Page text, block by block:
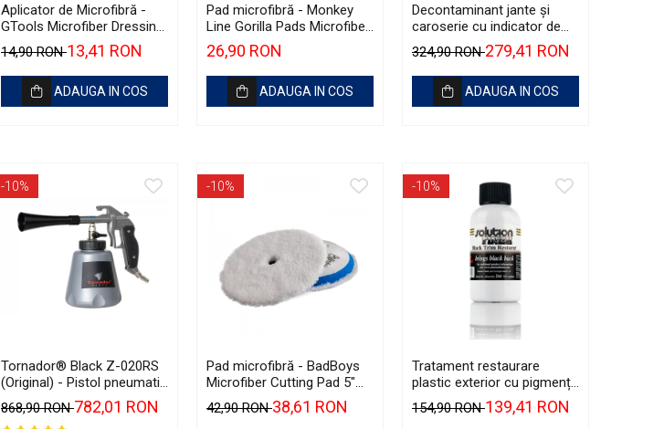
Aplicator de Microfibră -
GTools Microfiber Dressing
Applicator
14,90 RON13,41 RON
ADAUGA IN COS
Pad microfibră - Monkey
Line Gorilla Pads Microfiber
Cut N' Polish Pad 80mm
26,90 RON
ADAUGA IN COS
Decontaminant jante și
caroserie cu indicator de
reacție - Shiny Garage D-
Tox One Iron Remover (5L)
324,90 RON279,41 RON
ADAUGA IN COS
-10%
Tornador® Black Z-020RS
(Original) - Pistol pneumatic
pentru curățare
868,90 RON782,01 RON
-10%
Pad microfibră - BadBoys
Microfiber Cutting Pad 5"
(125mm)
42,90 RON38,61 RON
-10%
Tratament restaurare
plastic exterior cu pigmenți
de carbon, 56ml - Solution
Finish Black Trim Restorer
154,90 RON139,41 RON